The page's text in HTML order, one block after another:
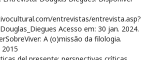
entrevistas/entrevista.asp?
Acesso em: 30 jan. 2024.
A (o)missão da filologia.
2015